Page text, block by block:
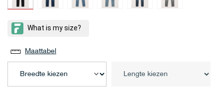
Maattabel